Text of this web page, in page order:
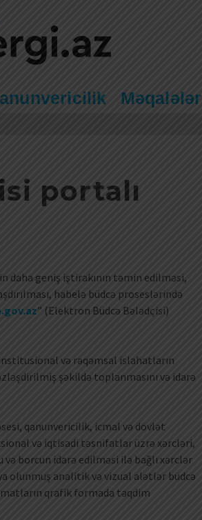
Məqalələr
portalı
daha geniş iştirakının təmin edilməsi,
habelə büdcə proseslərində
” (Elektron Büdcə Bələdçisi)
və rəqəmsal islahatların
şəkildə toplanmasını və idarə
qanunvericilik, icmal və dövlət
və iqtisadi təsnifatlar üzrə xərcləri,
borcun idarə edilməsi ilə bağlı xərclər
olunmuş analitik və vizual alətlər büdcə
qrafik formada təqdim